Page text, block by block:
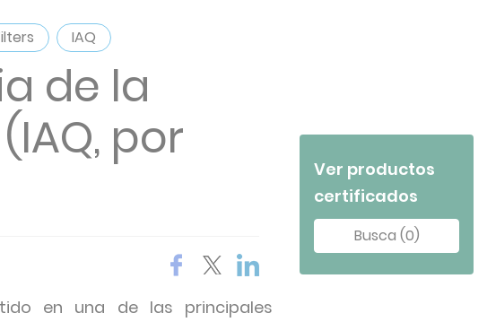
IAQ
de la
por
en una de las principales
Ver productos
certificados
Busca (0)